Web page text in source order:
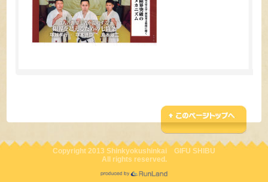
Copyright 2013 Shinkyokushinkai GIFU SHIBU
All rights reserved.